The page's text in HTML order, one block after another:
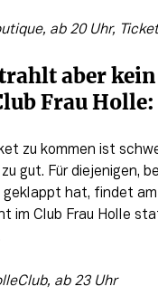
ab 20 Uhr,
aber
Frau Holle:
zu kommen ist
gut. Für diejenigen,
hat, findet am
im Club Frau Holle
ab 23 Uhr